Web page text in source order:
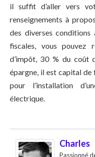
il suffit d’aller vers
renseignements à
des diverses
fiscales, vous pouvez
d’impôt, 30 % du coût
épargne, il est capital de
pour l’installation
électrique.
Charles
Passionné